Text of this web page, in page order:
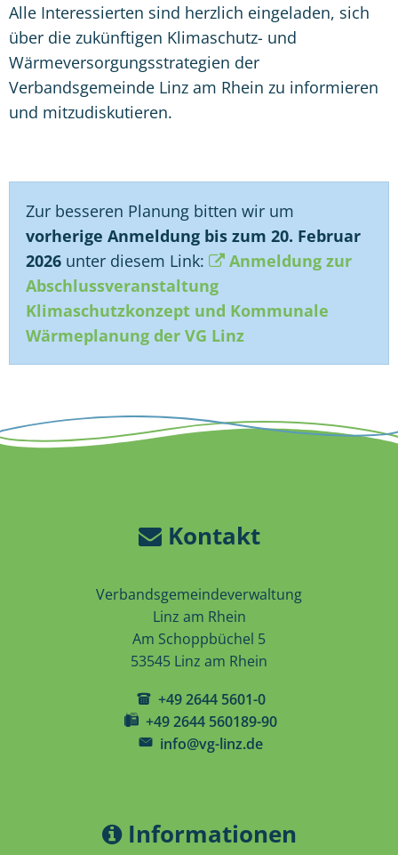
Alle Interessierten sind herzlich eingeladen, sich
über die zukünftigen Klimaschutz- und
Wärmeversorgungsstrategien der
Verbandsgemeinde Linz am Rhein zu informieren
und mitzudiskutieren.
Zur besseren Planung bitten wir um
vorherige Anmeldung bis zum 20. Februar
2026 unter diesem Link:
Anmeldung zur
Abschlussveranstaltung
Klimaschutzkonzept und Kommunale
Wärmeplanung der VG Linz
Kontakt
Verbandsgemeindeverwaltung
Linz am Rhein
Am Schoppbüchel 5
53545 Linz am Rhein
+49 2644 5601-0
+49 2644 560189-90
info@vg-linz.de
Informationen